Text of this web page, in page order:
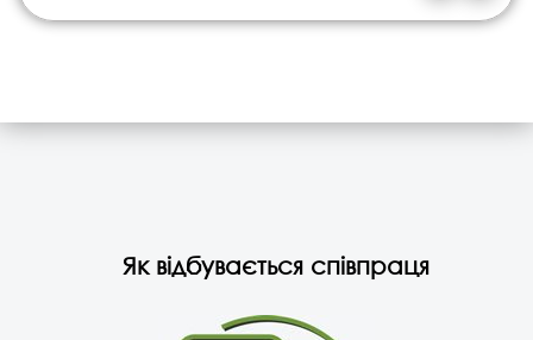
Як відбувається співпраця